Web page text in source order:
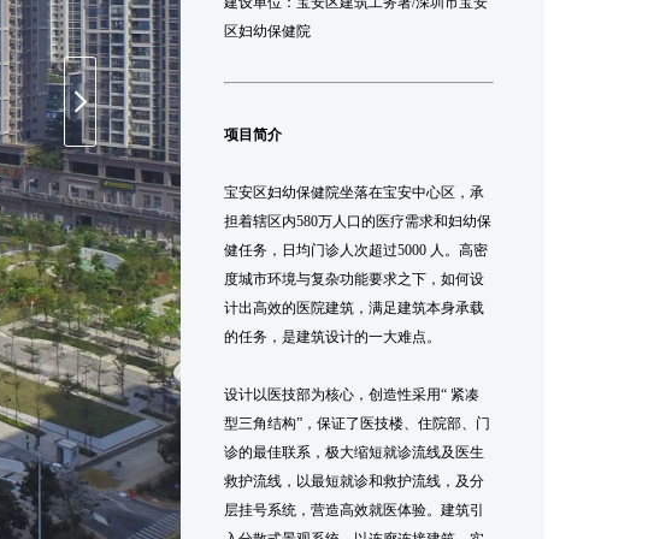
区妇幼保健院
项目简介
宝安区妇幼保健院坐落在宝安中心区，承
担着辖区内580万人口的医疗需求和妇幼保
健任务，日均门诊人次超过5000 人。高密
度城市环境与复杂功能要求之下，如何设
计出高效的医院建筑，满足建筑本身承载
的任务，是建筑设计的一大难点。
设计以医技部为核心，创造性采用“ 紧凑
型三角结构”，保证了医技楼、住院部、门
诊的最佳联系，极大缩短就诊流线及医生
救护流线，以最短就诊和救护流线，及分
层挂号系统，营造高效就医体验。建筑引